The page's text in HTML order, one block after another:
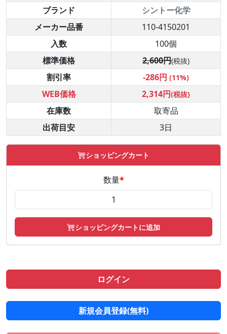
ブランド
シントー化学
メーカー品番
110-4150201
入数
100個
標準価格
2,600円(税抜)
割引率 -286円 (11%)
WEB価格 2,314円(税抜)
在庫数
取寄品
出荷目安
3日
ショッピングカート
数量*
ショッピングカートに追加
ログイン
新規会員登録(無料)